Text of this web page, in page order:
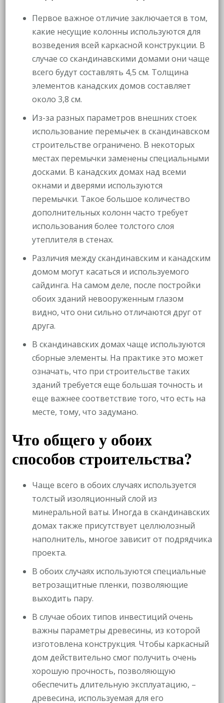
Первое важное отличие заключается в том,
какие несущие колонны используются для
возведения всей каркасной конструкции. В
случае со скандинавскими домами они чаще
всего будут составлять 4,5 см. Толщина
элементов канадских домов составляет
около 3,8 см.
Из-за разных параметров внешних стоек
использование перемычек в скандинавском
строительстве ограничено. В некоторых
местах перемычки заменены специальными
досками. В канадских домах над всеми
окнами и дверями используются
перемычки. Такое большое количество
дополнительных колонн часто требует
использования более толстого слоя
утеплителя в стенах.
Различия между скандинавским и канадским
домом могут касаться и используемого
сайдинга. На самом деле, после постройки
обоих зданий невооруженным глазом
видно, что они сильно отличаются друг от
друга.
В скандинавских домах чаще используются
сборные элементы. На практике это может
означать, что при строительстве таких
зданий требуется еще большая точность и
еще важнее соответствие того, что есть на
месте, тому, что задумано.
Что общего у обоих
способов строительства?
Чаще всего в обоих случаях используется
толстый изоляционный слой из
минеральной ваты. Иногда в скандинавских
домах также присутствует целлюлозный
наполнитель, многое зависит от подрядчика
проекта.
В обоих случаях используются специальные
ветрозащитные пленки, позволяющие
выходить пару.
В случае обоих типов инвестиций очень
важны параметры древесины, из которой
изготовлена ​​конструкция. Чтобы каркасный
дом действительно смог получить очень
хорошую прочность, позволяющую
обеспечить длительную эксплуатацию, –
древесина, используемая для его